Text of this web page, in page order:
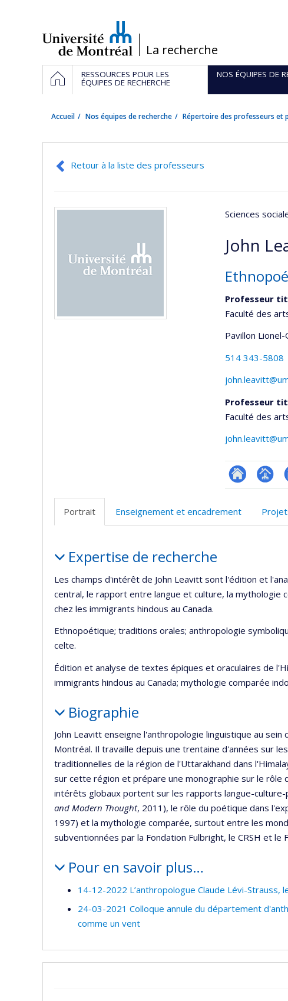
/La recherche
Navigation
principale
ACCUEILRESSOURCES POUR LES
ÉQUIPES DE RECHERCHE
NOS ÉQUIPES DE
Accueil Nos équipes de recherche Répertoire des professeurs et
Retour à la liste des professeurs
Sciences
John
Professeur
Faculté des
Pavillon Lionel-
514 343-5808
Professeur
Faculté des
ResearchGate
Page
Portrait Enseignement et encadrement
Expertise de recherche
Les champs d'intérêt de John Leavitt sont l'édition et
central, le rapport entre langue et culture, la
chez les immigrants hindous au Canada.
Ethnopoétique; traditions orales; anthropologie
celte.
Édition et analyse de textes épiques et oraculaires de
immigrants hindous au Canada; mythologie comparée
Biographie
John Leavitt enseigne l'anthropologie linguistique au
Montréal. Il travaille depuis une trentaine d'années sur
traditionnelles de la région de l'Uttarakhand dans
sur cette région et prépare une monographie sur le rôle
intérêts globaux portent sur les rapports langue-culture-
and Modern Thought, 2011), le rôle du poétique dans
1997) et la mythologie comparée, surtout entre les
subventionnées par la Fondation Fulbright, le CRSH et le
Pour en savoir plus…
14-12-2022 L’anthropologue Claude Lévi-Strauss,
24-03-2021 Colloque annule du département
comme un vent